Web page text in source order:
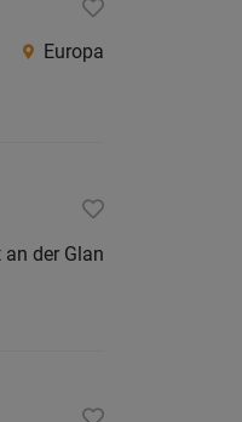
Europa
an der Glan